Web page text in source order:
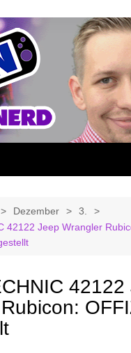
Dezember
3.
42122 Jeep Wrangler
42122